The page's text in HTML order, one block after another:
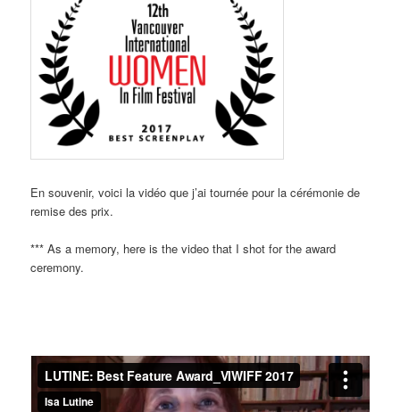
En souvenir, voici la vidéo que j’ai tournée pour la cérémonie de
remise des prix.
*** As a memory, here is the video that I shot for the award
ceremony.